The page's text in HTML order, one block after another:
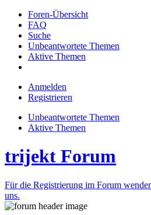
Foren-Übersicht
FAQ
Suche
Unbeantwortete Themen
Aktive Themen
Anmelden
Registrieren
Unbeantwortete Themen
Aktive Themen
trijekt Forum
Für die Registrierung im Forum
uns.